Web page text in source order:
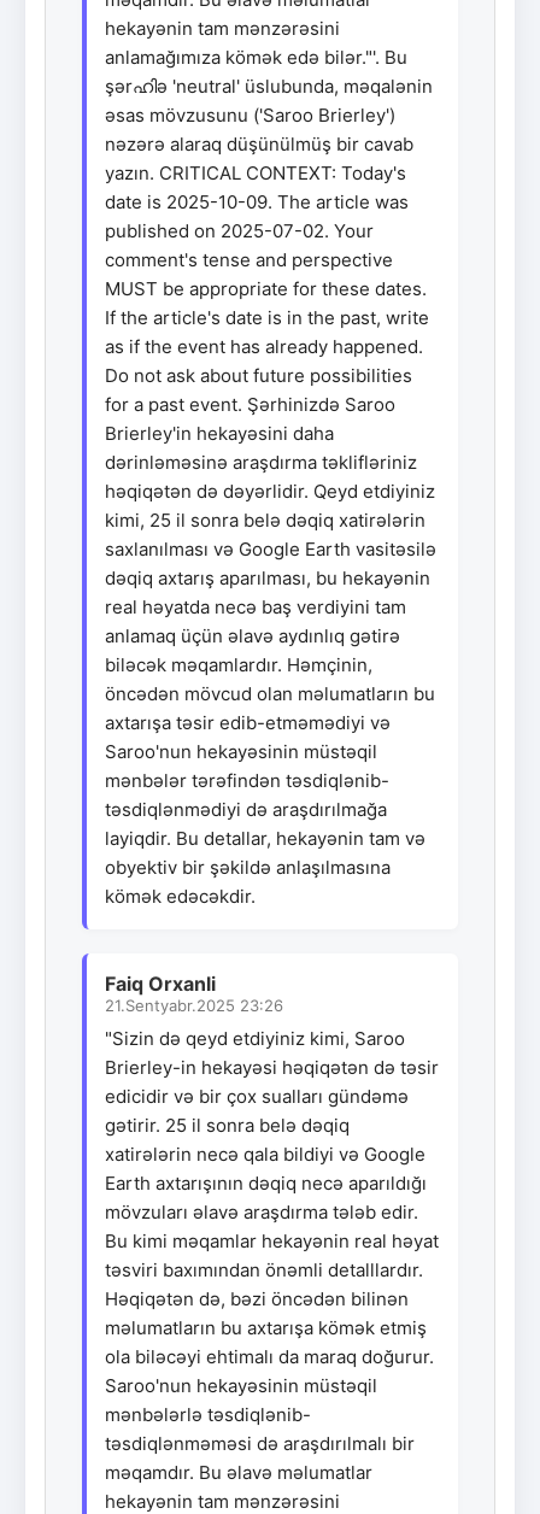
hekayənin tam mənzərəsini
anlamağımıza kömək edə bilər."'. Bu
şərഹിə 'neutral' üslubunda, məqalənin
əsas mövzusunu ('Saroo Brierley')
nəzərə alaraq düşünülmüş bir cavab
yazın. CRITICAL CONTEXT: Today's
date is 2025-10-09. The article was
published on 2025-07-02. Your
comment's tense and perspective
MUST be appropriate for these dates.
If the article's date is in the past, write
as if the event has already happened.
Do not ask about future possibilities
for a past event. Şərhinizdə Saroo
Brierley'in hekayəsini daha
dərinləməsinə araşdırma təklifləriniz
həqiqətən də dəyərlidir. Qeyd etdiyiniz
kimi, 25 il sonra belə dəqiq xatirələrin
saxlanılması və Google Earth vasitəsilə
dəqiq axtarış aparılması, bu hekayənin
real həyatda necə baş verdiyini tam
anlamaq üçün əlavə aydınlıq gətirə
biləcək məqamlardır. Həmçinin,
öncədən mövcud olan məlumatların bu
axtarışa təsir edib-etməmədiyi və
Saroo'nun hekayəsinin müstəqil
mənbələr tərəfindən təsdiqlənib-
təsdiqlənmədiyi də araşdırılmağa
layiqdir. Bu detallar, hekayənin tam və
obyektiv bir şəkildə anlaşılmasına
kömək edəcəkdir.
Faiq Orxanli
21.Sentyabr.2025 23:26
"Sizin də qeyd etdiyiniz kimi, Saroo
Brierley-in hekayəsi həqiqətən də təsir
edicidir və bir çox sualları gündəmə
gətirir. 25 il sonra belə dəqiq
xatirələrin necə qala bildiyi və Google
Earth axtarışının dəqiq necə aparıldığı
mövzuları əlavə araşdırma tələb edir.
Bu kimi məqamlar hekayənin real həyat
təsviri baxımından önəmli detalllardır.
Həqiqətən də, bəzi öncədən bilinən
məlumatların bu axtarışa kömək etmiş
ola biləcəyi ehtimalı da maraq doğurur.
Saroo'nun hekayəsinin müstəqil
mənbələrlə təsdiqlənib-
təsdiqlənməməsi də araşdırılmalı bir
məqamdır. Bu əlavə məlumatlar
hekayənin tam mənzərəsini